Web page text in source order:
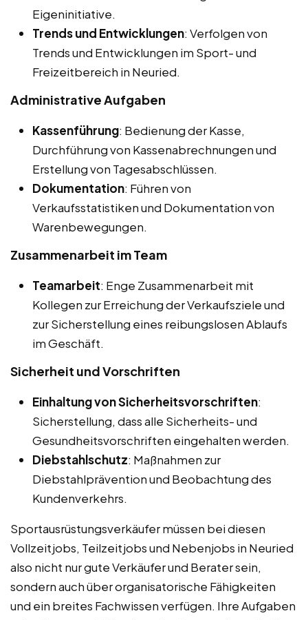
Eigeninitiative.
Trends und Entwicklungen: Verfolgen von
Trends und Entwicklungen im Sport- und
Freizeitbereich in Neuried.
Administrative Aufgaben
Kassenführung: Bedienung der Kasse,
Durchführung von Kassenabrechnungen und
Erstellung von Tagesabschlüssen.
Dokumentation: Führen von
Verkaufsstatistiken und Dokumentation von
Warenbewegungen.
Zusammenarbeit im Team
Teamarbeit: Enge Zusammenarbeit mit
Kollegen zur Erreichung der Verkaufsziele und
zur Sicherstellung eines reibungslosen Ablaufs
im Geschäft.
Sicherheit und Vorschriften
Einhaltung von Sicherheitsvorschriften:
Sicherstellung, dass alle Sicherheits- und
Gesundheitsvorschriften eingehalten werden.
Diebstahlschutz: Maßnahmen zur
Diebstahlprävention und Beobachtung des
Kundenverkehrs.
Sportausrüstungsverkäufer müssen bei diesen
Vollzeitjobs, Teilzeitjobs und Nebenjobs in Neuried
also nicht nur gute Verkäufer und Berater sein,
sondern auch über organisatorische Fähigkeiten
und ein breites Fachwissen verfügen. Ihre Aufgaben